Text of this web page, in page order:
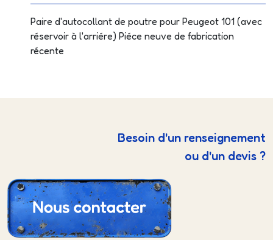
Paire d'autocollant de poutre pour Peugeot 101 (avec
réservoir à l'arriére) Piéce neuve de fabrication
récente
Besoin d'un renseignement
ou d'un devis ?